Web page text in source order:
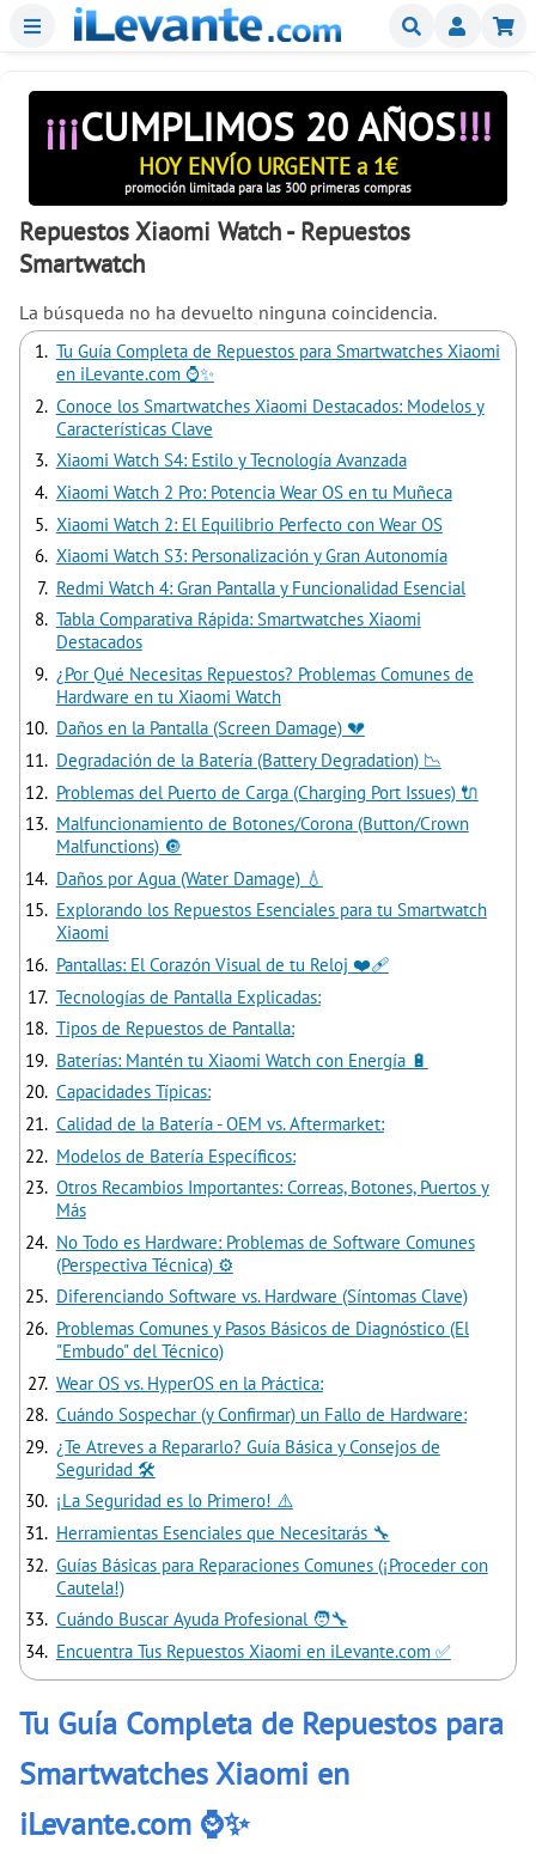
Menu Buscar
¡¡¡CUMPLIMOS 20 AÑOS!!!
HOY ENVÍO URGENTE a 1€
promoción limitada para las 300 primeras compras
Repuestos Xiaomi Watch - Repuestos
Smartwatch
La búsqueda no ha devuelto ninguna coincidencia.
Tu Guía Completa de Repuestos para Smartwatches Xiaomi
en iLevante.com ⌚✨
Conoce los Smartwatches Xiaomi Destacados: Modelos y
Características Clave
Xiaomi Watch S4: Estilo y Tecnología Avanzada
Xiaomi Watch 2 Pro: Potencia Wear OS en tu Muñeca
Xiaomi Watch 2: El Equilibrio Perfecto con Wear OS
Xiaomi Watch S3: Personalización y Gran Autonomía
Redmi Watch 4: Gran Pantalla y Funcionalidad Esencial
Tabla Comparativa Rápida: Smartwatches Xiaomi
Destacados
¿Por Qué Necesitas Repuestos? Problemas Comunes de
Hardware en tu Xiaomi Watch
Daños en la Pantalla (Screen Damage) 💔
Degradación de la Batería (Battery Degradation) 📉
Problemas del Puerto de Carga (Charging Port Issues) 🔌
Malfuncionamiento de Botones/Corona (Button/Crown
Malfunctions) 🔘
Daños por Agua (Water Damage) 💧
Explorando los Repuestos Esenciales para tu Smartwatch
Xiaomi
Pantallas: El Corazón Visual de tu Reloj ❤️‍🩹
Tecnologías de Pantalla Explicadas:
Tipos de Repuestos de Pantalla:
Baterías: Mantén tu Xiaomi Watch con Energía 🔋
Capacidades Típicas:
Calidad de la Batería - OEM vs. Aftermarket:
Modelos de Batería Específicos:
Otros Recambios Importantes: Correas, Botones, Puertos y
Más
No Todo es Hardware: Problemas de Software Comunes
(Perspectiva Técnica) ⚙️
Diferenciando Software vs. Hardware (Síntomas Clave)
Problemas Comunes y Pasos Básicos de Diagnóstico (El
"Embudo" del Técnico)
Wear OS vs. HyperOS en la Práctica:
Cuándo Sospechar (y Confirmar) un Fallo de Hardware:
¿Te Atreves a Repararlo? Guía Básica y Consejos de
Seguridad 🛠️
¡La Seguridad es lo Primero! ⚠️
Herramientas Esenciales que Necesitarás 🔧
Guías Básicas para Reparaciones Comunes (¡Proceder con
Cautela!)
Cuándo Buscar Ayuda Profesional 🧑‍🔧
Encuentra Tus Repuestos Xiaomi en iLevante.com ✅
Tu Guía Completa de Repuestos para
Smartwatches Xiaomi en
iLevante.com ⌚✨